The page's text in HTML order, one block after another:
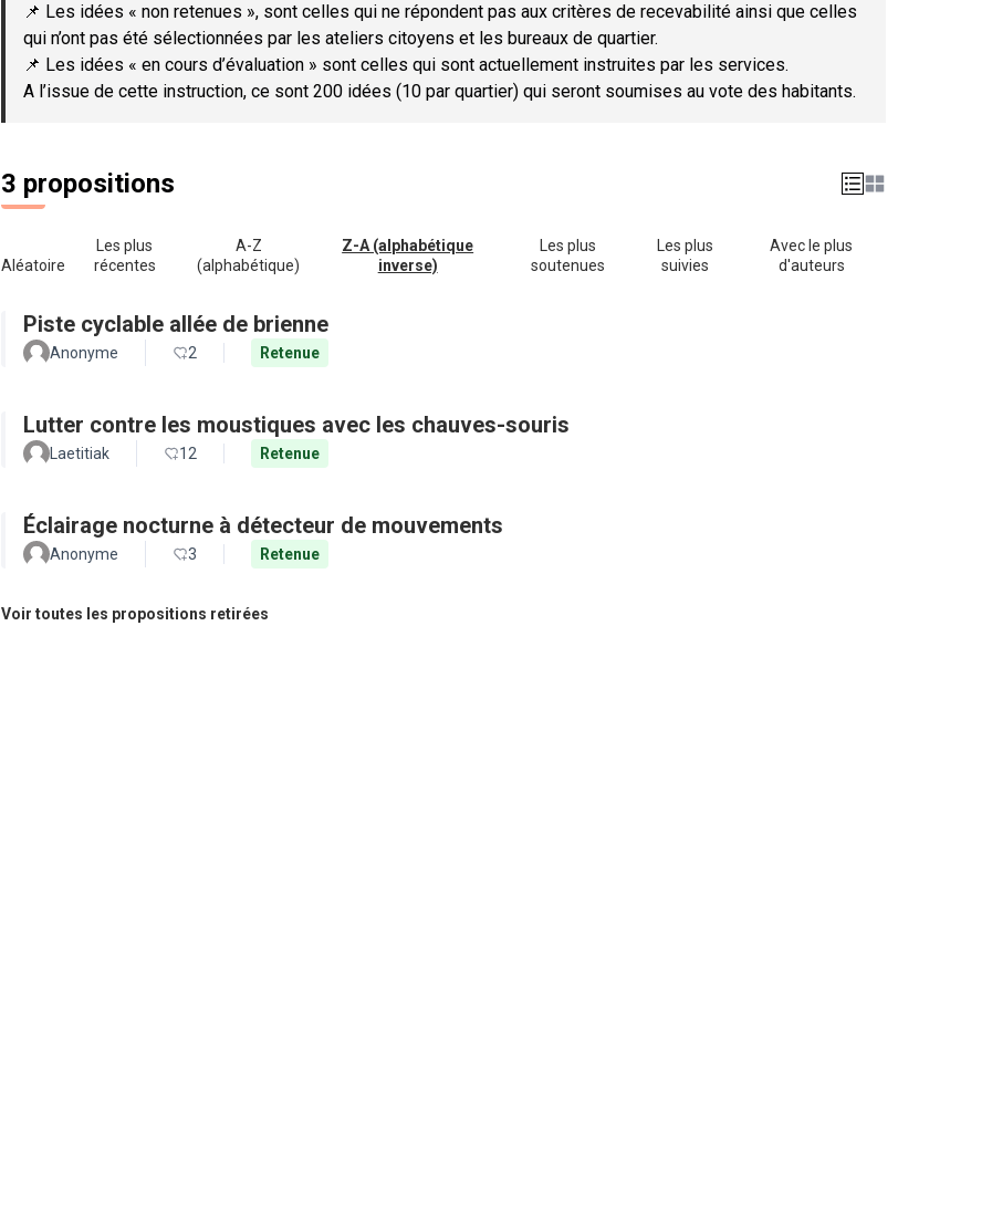
📌 Les idées « non retenues », sont celles qui ne répondent pas aux critères de recevabilité ainsi que celles
qui n’ont pas été sélectionnées par les ateliers citoyens et les bureaux de quartier.
📌 Les idées « en cours d’évaluation » sont celles qui sont actuellement instruites par les services.
A l’issue de cette instruction, ce sont 200 idées (10 par quartier) qui seront soumises au vote des habitants.
3 propositions
Aléatoire
Les plus
récentes
A-Z
(alphabétique)
Z-A (alphabétique
inverse)
Les plus
soutenues
Les plus
suivies
Avec le plus
d'auteurs
Piste cyclable allée de brienne
Anonyme 2 Retenue
Lutter contre les moustiques avec les chauves-souris
Laetitiak 12 Retenue
Éclairage nocturne à détecteur de mouvements
Anonyme 3 Retenue
Voir toutes les propositions retirées